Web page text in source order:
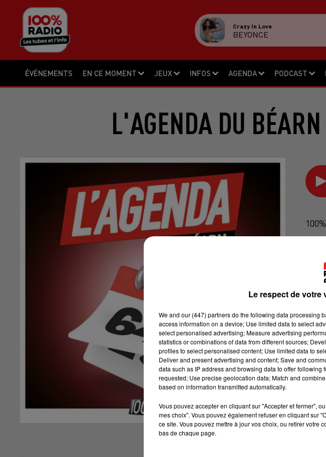
ÉVÉNEMENTS EN CE MOMENT JEUX INFOS AGENDA PODCAST
Crazy In Love
BEYONCE
L'AGENDA DU
100%
Le respect de votre
We and our (447) partnersdo the following data processing
access information on a device; Use limited data to select
select personalised advertising; Measure advertising
statistics or combinations of data from different sources;
profiles to select personalised content; Use limited data to
Deliver and present advertising and content; Save and
data such as IP address and browsing data to offer
requested; Use precise geolocation data; Match and
based on information transmitted automatically.
Vous pouvez accepter en cliquant sur "Accepter et fermer",
mes choix". Vous pouvez également refuser en cliquant sur
ce site. Vous pouvez mettre à jour vos choix, ou retirer votre
bas de chaque page.